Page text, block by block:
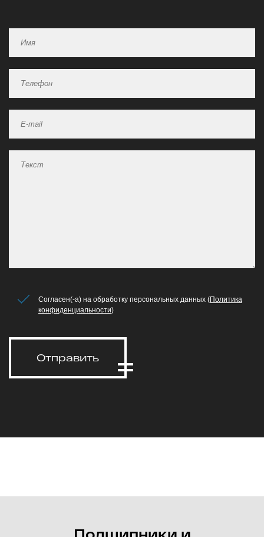
Согласен(-а) на обработку персональных данных (Политика
конфиденциальности)
Отправить